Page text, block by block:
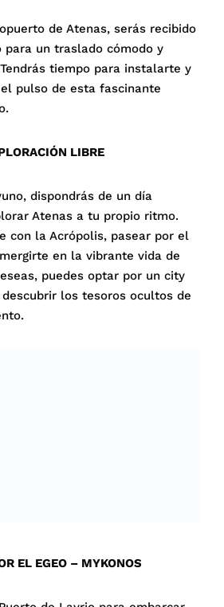
de Atenas, serás recibido
para un traslado cómodo y
tiempo para instalarte y
pulso de esta fascinante
LIBRE
dispondrás de un día
Atenas a tu propio ritmo.
con la Acrópolis, pasear por el
en la vibrante vida de
puedes optar por un city
los tesoros ocultos de
EL EGEO – MYKONOS